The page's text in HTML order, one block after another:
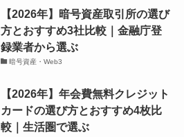
【2026年】暗号資産取引所の選び
方とおすすめ3社比較｜金融庁登
録業者から選ぶ
暗号資産・Web3
【2026年】年会費無料クレジット
カードの選び方とおすすめ4枚比
較｜生活圏で選ぶ